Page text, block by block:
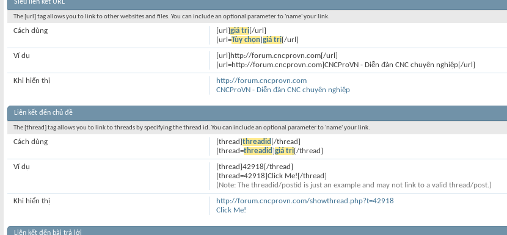
Siêu liên kết URL
The [url] tag allows you to link to other websites and files. You can include an optional parameter to 'name' your link.
[url]giá trị[/url]
[url=Tùy chọn]giá trị[/url]
Cách dùng
[url]http://forum.cncprovn.com[/url]
[url=http://forum.cncprovn.com]CNCProVN - Diễn đàn CNC chuyên nghiệp[/url]
Ví dụ
http://forum.cncprovn.com
CNCProVN - Diễn đàn CNC chuyên nghiệp
Khi hiển thị
Liên kết đến chủ đề
The [thread] tag allows you to link to threads by specifying the thread id. You can include an optional parameter to 'name' your link.
[thread]threadid [/thread]
[thread=threadid]giá trị[/thread]
Cách dùng
[thread]42918[/thread]
[thread=42918]Click Me![/thread]
(Note: The threadid/postid is just an example and may not link to a valid thread/post.)
Ví dụ
http://forum.cncprovn.com/showthread.php?t=42918
Click Me!
Khi hiển thị
Liên kết đến bài trả lời